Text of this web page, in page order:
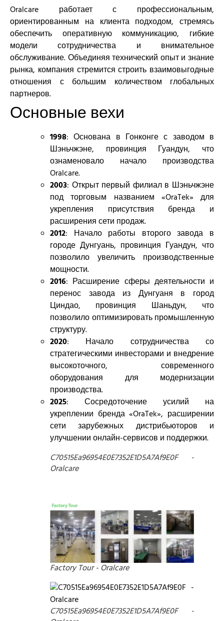
Oralcare работает с профессиональным,
ориентированным на клиента подходом, стремясь
обеспечить оперативную коммуникацию, гибкие
модели сотрудничества и внимательное
обслуживание. Объединяя технический опыт и знание
рынка, компания стремится строить взаимовыгодные
отношения с большим количеством глобальных
партнеров.
Основные вехи
1998: Основана в Гонконге с заводом в
Шэньчжэне, провинция Гуандун, что
ознаменовало начало производства
Oralcare.
2003: Открыт первый филиал в Шэньчжэне
под торговым названием «OraTek» для
укрепления присутствия бренда и
расширения сети продаж.
2012: Начало работы второго завода в
городе Дунгуань, провинция Гуандун, что
позволило увеличить производственные
мощности.
2016: Расширение сферы деятельности и
перенос завода из Дунгуаня в город
Циндао, провинция Шаньдун, что
позволило оптимизировать промышленную
структуру.
2020: Начало сотрудничества со
стратегическими инвесторами и внедрение
высокоточного, современного
оборудования для модернизации
производства.
2025: Сосредоточение усилий на
укреплении бренда «OraTek», расширении
сети зарубежных дистрибьюторов и
улучшении онлайн-сервисов и поддержки.
C70515Ea96954E0E7352E1D5A7Af9E0F -
Oralcare
Factory Tour - Oralcare
C70515Ea96954E0E7352E1D5A7Af9E0F -